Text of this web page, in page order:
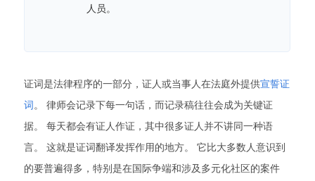
人员。
证词是法律程序的一部分，证人或当事人在法庭外提供宣誓证
词。 律师会记录下每一句话，而记录稿往往会成为关键证
据。 每天都会有证人作证，其中很多证人并不讲同一种语
言。 这就是证词翻译发挥作用的地方。 它比大多数人意识到
的要普遍得多，特别是在国际争端和涉及多元化社区的案件